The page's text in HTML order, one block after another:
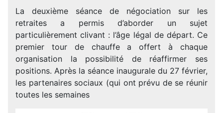
La deuxième séance de négociation sur les
retraites a permis d’aborder un sujet
particulièrement clivant : l’âge légal de départ. Ce
premier tour de chauffe a offert à chaque
organisation la possibilité de réaffirmer ses
positions. Après la séance inaugurale du 27 février,
les partenaires sociaux (qui ont prévu de se réunir
toutes les semaines